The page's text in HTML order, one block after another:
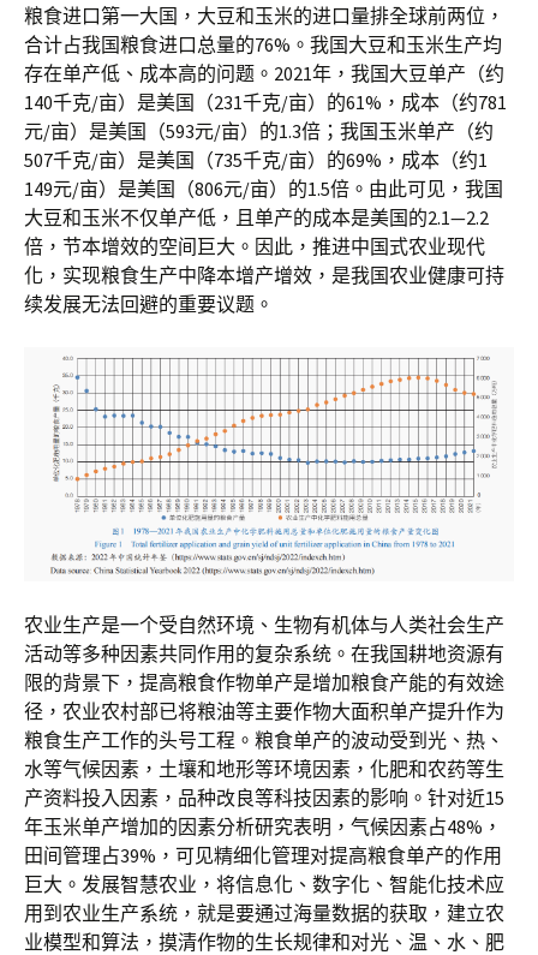
粮食进口第一大国，大豆和玉米的进口量排全球前两位，
合计占我国粮食进口总量的76%。我国大豆和玉米生产均
存在单产低、成本高的问题。2021年，我国大豆单产（约
140千克/亩）是美国（231千克/亩）的61%，成本（约781
元/亩）是美国（593元/亩）的1.3倍；我国玉米单产（约
507千克/亩）是美国（735千克/亩）的69%，成本（约1
149元/亩）是美国（806元/亩）的1.5倍。由此可见，我国
大豆和玉米不仅单产低，且单产的成本是美国的2.1—2.2
倍，节本增效的空间巨大。因此，推进中国式农业现代
化，实现粮食生产中降本增产增效，是我国农业健康可持
续发展无法回避的重要议题。
农业生产是一个受自然环境、生物有机体与人类社会生产
活动等多种因素共同作用的复杂系统。在我国耕地资源有
限的背景下，提高粮食作物单产是增加粮食产能的有效途
径，农业农村部已将粮油等主要作物大面积单产提升作为
粮食生产工作的头号工程。粮食单产的波动受到光、热、
水等气候因素，土壤和地形等环境因素，化肥和农药等生
产资料投入因素，品种改良等科技因素的影响。针对近15
年玉米单产增加的因素分析研究表明，气候因素占48%，
田间管理占39%，可见精细化管理对提高粮食单产的作用
巨大。发展智慧农业，将信息化、数字化、智能化技术应
用到农业生产系统，就是要通过海量数据的获取，建立农
业模型和算法，摸清作物的生长规律和对光、温、水、肥